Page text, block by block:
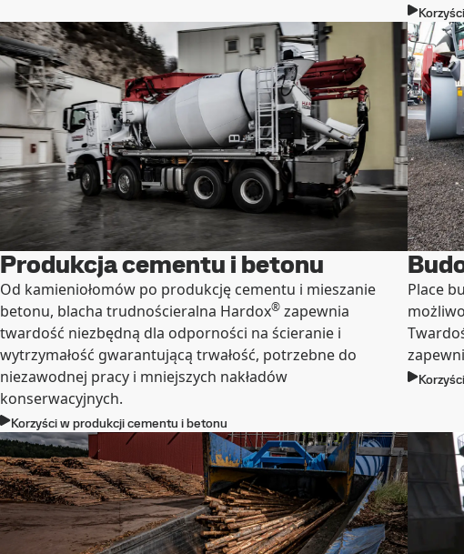
Produkcja cementu i betonu
Od kamieniołomów po produkcję cementu i mieszanie
betonu, blacha trudnościeralna Hardox® zapewnia
twardość niezbędną dla odporności na ścieranie i
wytrzymałość gwarantującą trwałość, potrzebne do
niezawodnej pracy i mniejszych nakładów
konserwacyjnych.
Korzyści w produkcji cementu i betonu
Place